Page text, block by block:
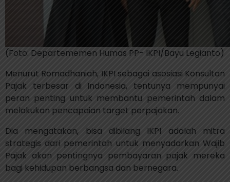
(Foto: Departememen Humas PP- IKPI/Bayu Legianto)
Menurut Romadhaniah, IKPI sebagai asosiasi Konsultan
Pajak terbesar di Indonesia, tentunya mempunyai
peran penting untuk membantu pemerintah dalam
melakukan pencapaian target perpajakan.
Dia mengatakan, bisa dibilang IKPI adalah mitra
strategis dari pemerintah untuk menyadarkan Wajib
Pajak akan pentingnya pembayaran pajak mereka
bagi kehidupan berbangsa dan bernegara.